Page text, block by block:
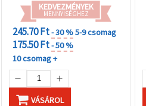
KEDVEZMÉNYEK
MENNYISÉGHEZ
245.70 Ft- 30 %5-9 csomag
175.50 Ft- 50 %
10 csomag +
VÁSÁROL